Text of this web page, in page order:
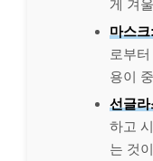
게 겨
마스크:
로부
용이
선글라
하고
는 것